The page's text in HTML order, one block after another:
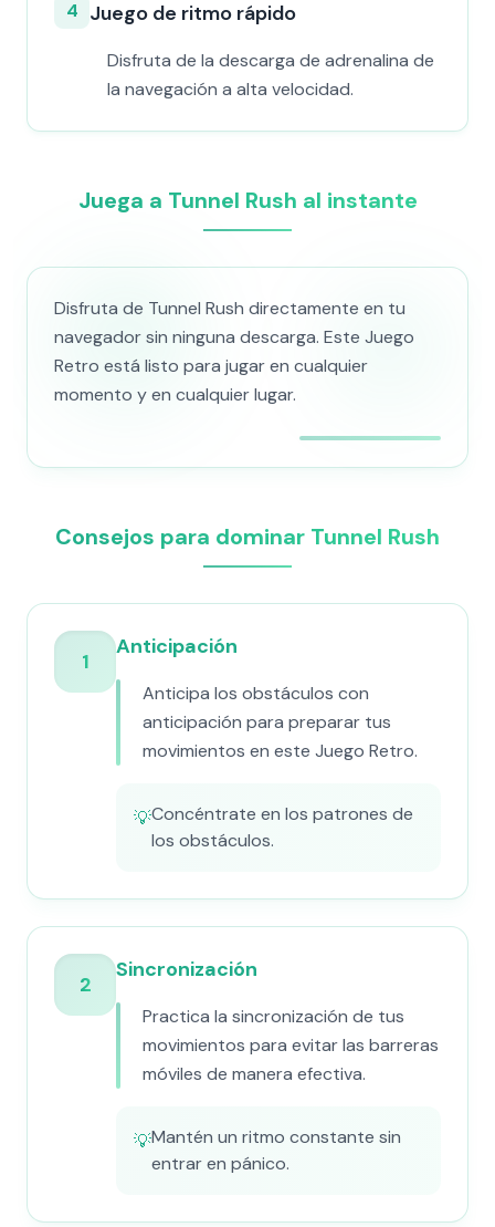
4 Juego de ritmo rápido
Disfruta de la descarga de adrenalina de
la navegación a alta velocidad.
Juega a Tunnel Rush al instante
Disfruta de Tunnel Rush directamente en tu
navegador sin ninguna descarga. Este Juego
Retro está listo para jugar en cualquier
momento y en cualquier lugar.
Consejos para dominar Tunnel Rush
1
Anticipación
Anticipa los obstáculos con
anticipación para preparar tus
movimientos en este Juego Retro.
💡Concéntrate en los patrones de
los obstáculos.
2
Sincronización
Practica la sincronización de tus
movimientos para evitar las barreras
móviles de manera efectiva.
💡Mantén un ritmo constante sin
entrar en pánico.